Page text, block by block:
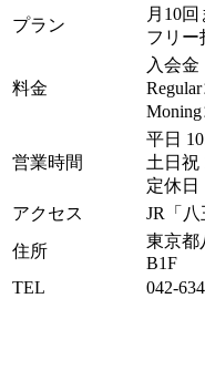
プラン
月10
フリー
料金
入会
営業時間
平日
土日祝
定休日
アクセス
JR「
住所
東京都
B1F
TEL
042-